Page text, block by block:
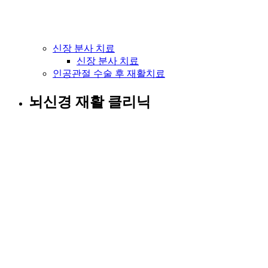
신장 분사 치료
신장 분사 치료
인공관절 수술 후 재활치료
뇌신경 재활 클리닉